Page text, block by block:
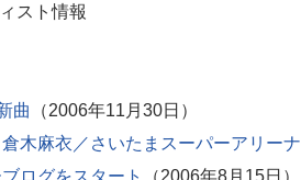
スト情報
曲
（2006年11月30日）
木麻衣／さいたまスーパーアリーナ
ログをスタート
（2006年8月15日）